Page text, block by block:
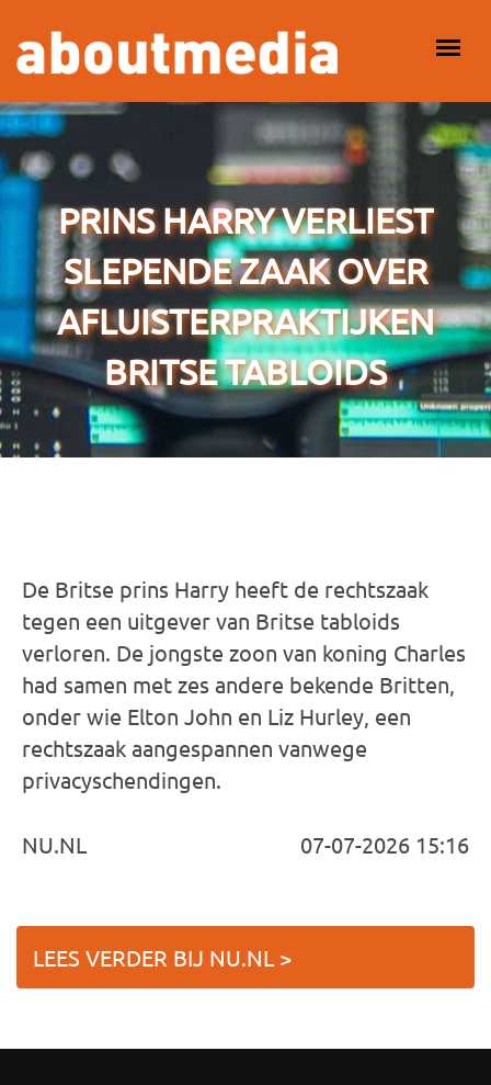
HOOFDMENU
PRINS HARRY VERLIEST
SLEPENDE ZAAK OVER
AFLUISTERPRAKTIJKEN
BRITSE TABLOIDS
De Britse prins Harry heeft de rechtszaak
tegen een uitgever van Britse tabloids
verloren. De jongste zoon van koning Charles
had samen met zes andere bekende Britten,
onder wie Elton John en Liz Hurley, een
rechtszaak aangespannen vanwege
privacyschendingen.
NU.NL 07-07-2026 15:16
LEES VERDER BIJ NU.NL >